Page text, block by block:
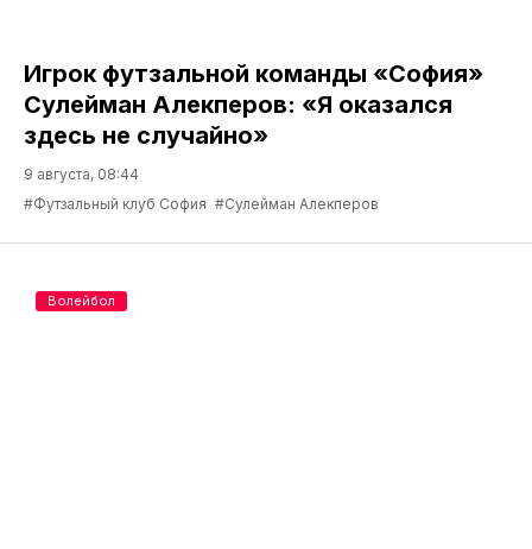
Игрок футзальной команды «София»
Сулейман Алекперов: «Я оказался
здесь не случайно»
9 августа, 08:44
#Футзальный клуб София #Сулейман Алекперов
Волейбол